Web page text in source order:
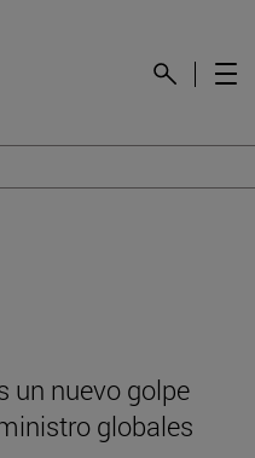
un nuevo golpe
globales